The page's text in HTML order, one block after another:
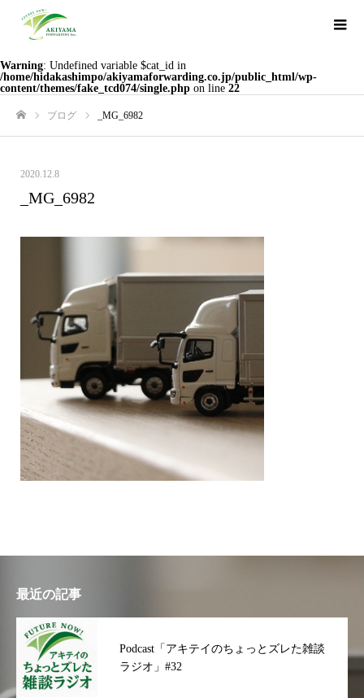
Warning: Undefined variable $cat_id in
/home/hidakashimpo/akiyamaforwarding.co.jp/public_html/wp-
content/themes/fake_tcd074/single.php on line 22
ブログ _MG_6982
2020.12.8
_MG_6982
最近の記事
Podcast「アキテイのちょっとズレた雑談
ラジオ」#32